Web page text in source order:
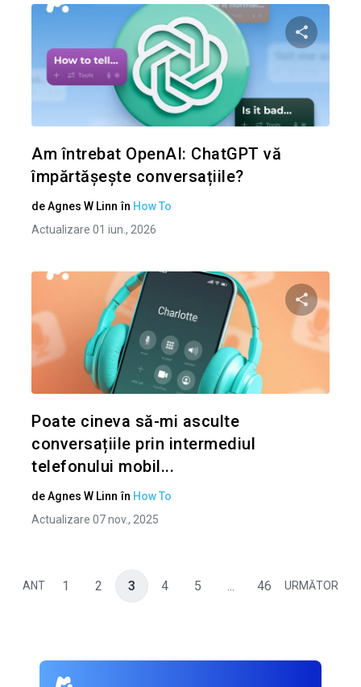
Am întrebat OpenAI: ChatGPT vă
împărtășește conversațiile?
deAgnes W Linn în How To
Actualizare 01 iun., 2026
Poate cineva să-mi asculte
conversațiile prin intermediul
telefonului mobil...
deAgnes W Linn în How To
Actualizare 07 nov., 2025
ANT 1 2 3 4 5 ... 46 URMĂTOR